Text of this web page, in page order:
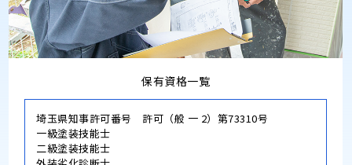
保有資格一覧
埼玉県知事許可番号 許可（般 一 2）第73310号
一級塗装技能士
二級塗装技能士